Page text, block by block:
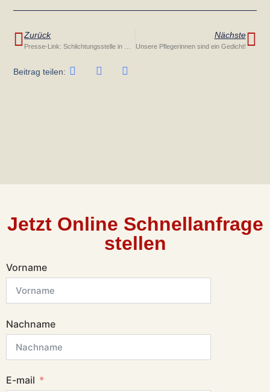
Zurück Nächste
Unsere Pflegerinnen sind ein Gedicht!
Beitrag teilen:
Jetzt Online Schnellanfrage
stellen
Vorname
Nachname
E-mail